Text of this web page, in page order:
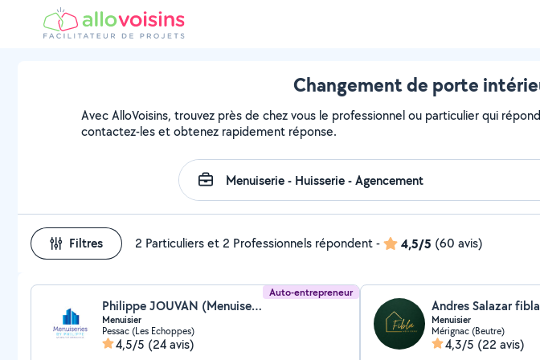
Changement de porte
Avec AlloVoisins, trouvez près de chez vous le professionnel ou particulier qui
contactez-les et obtenez rapidement réponse.
Filtres 2 Particuliers et 2 Professionnels répondent- 4,5/5 (60 avis)
Auto-entrepreneur
Philippe JOUVAN (Menuiseries by Philippe)
Menuisier
Pessac (Les Echoppes)
4,5/5 (24 avis)
Menuisier
Mérignac (Beutre)
4,3/5 (22 avis)